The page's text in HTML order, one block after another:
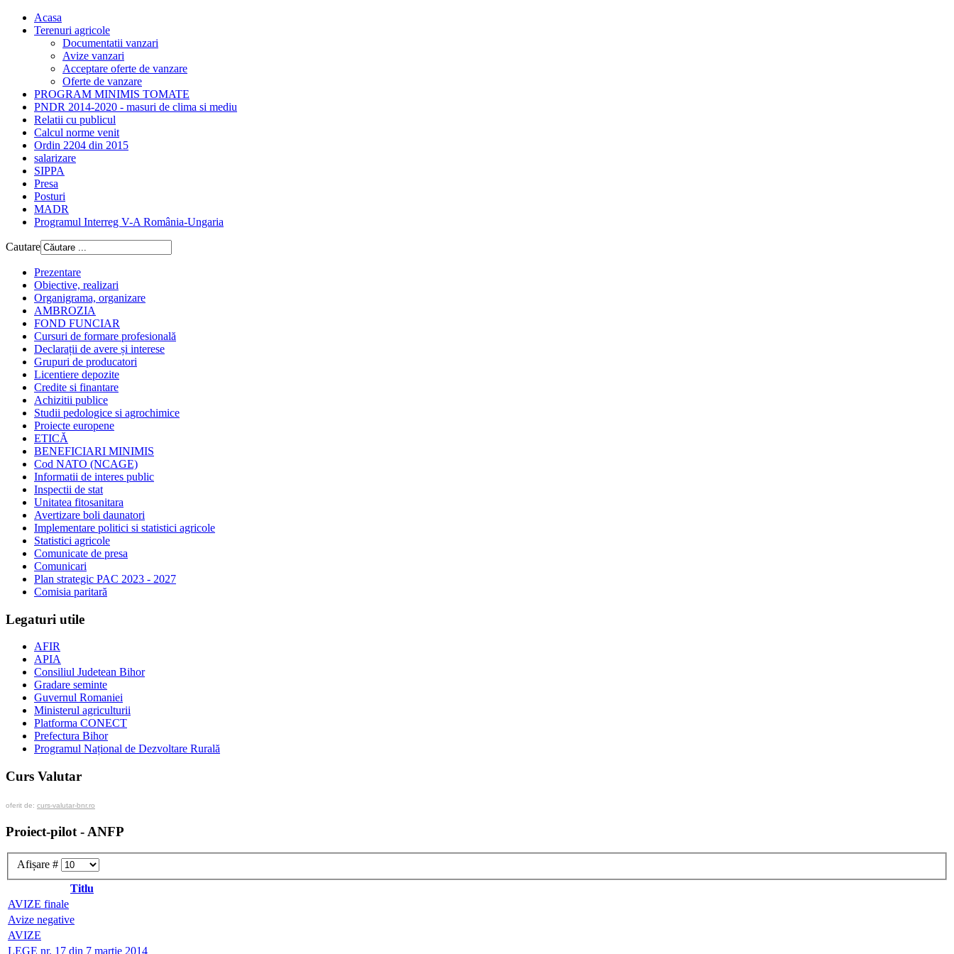
Acasa
Terenuri agricole
Documentatii vanzari
Avize vanzari
Acceptare oferte de vanzare
Oferte de vanzare
PROGRAM MINIMIS TOMATE
PNDR 2014-2020 - masuri de clima si mediu
Relatii cu publicul
Calcul norme venit
Ordin 2204 din 2015
salarizare
SIPPA
Presa
Posturi
MADR
Programul Interreg V-A România-Ungaria
Cautare
Prezentare
Obiective, realizari
Organigrama, organizare
AMBROZIA
FOND FUNCIAR
Cursuri de formare profesională
Declarații de avere și interese
Grupuri de producatori
Licentiere depozite
Credite si finantare
Achizitii publice
Studii pedologice si agrochimice
Proiecte europene
ETICĂ
BENEFICIARI MINIMIS
Cod NATO (NCAGE)
Informatii de interes public
Inspectii de stat
Unitatea fitosanitara
Avertizare boli daunatori
Implementare politici si statistici agricole
Statistici agricole
Comunicate de presa
Comunicari
Plan strategic PAC 2023 - 2027
Comisia paritară
Legaturi utile
AFIR
APIA
Consiliul Judetean Bihor
Gradare seminte
Guvernul Romaniei
Ministerul agriculturii
Platforma CONECT
Prefectura Bihor
Programul Național de Dezvoltare Rurală
Curs Valutar
oferit de: curs-valutar-bnr.ro
Proiect-pilot - ANFP
Afișare #
Titlu
AVIZE finale
Avize negative
AVIZE
LEGE nr. 17 din 7 martie 2014